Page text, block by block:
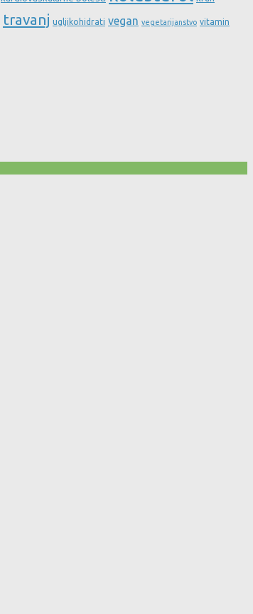
travanj ugljikohidrati vegan vegetarijanstvo vitamin